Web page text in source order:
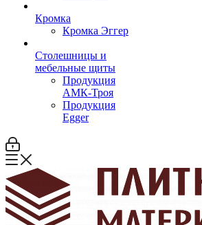
Кромка
Кромка Эггер
Столешницы и
мебельные щиты
Продукция
АМК-Троя
Продукция
Egger